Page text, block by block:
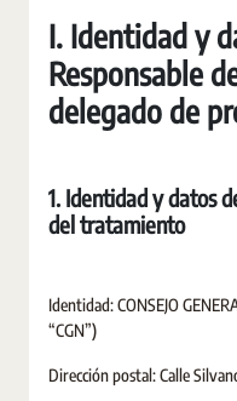
I. Identidad y
Responsable
delegado de
1. Identidad y datos
del tratamiento
Identidad: CONSEJO
“CGN”)
Dirección postal: Calle